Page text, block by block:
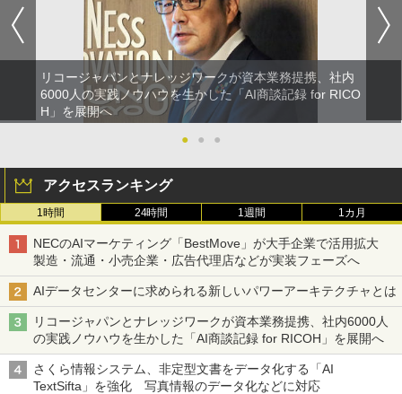
リコージャパンとナレッジワークが資本業務提携、社内
6000人の実践ノウハウを生かした「AI商談記録 for RICO
H」を展開へ
●
● ●
アクセスランキング
1時間 24時間 1週間 1カ月
NECのAIマーケティング「BestMove」が大手企業で活用拡大
製造・流通・小売企業・広告代理店などが実装フェーズへ
AIデータセンターに求められる新しいパワーアーキテクチャとは
リコージャパンとナレッジワークが資本業務提携、社内6000人
の実践ノウハウを生かした「AI商談記録 for RICOH」を展開へ
さくら情報システム、非定型文書をデータ化する「AI
TextSifta」を強化 写真情報のデータ化などに対応